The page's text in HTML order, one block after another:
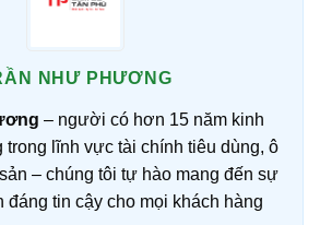
NHƯ PHƯƠNG
– người có hơn 15 năm kinh
trong lĩnh vực tài chính tiêu dùng, ô
– chúng tôi tự hào mang đến sự
đáng tin cậy cho mọi khách hàng